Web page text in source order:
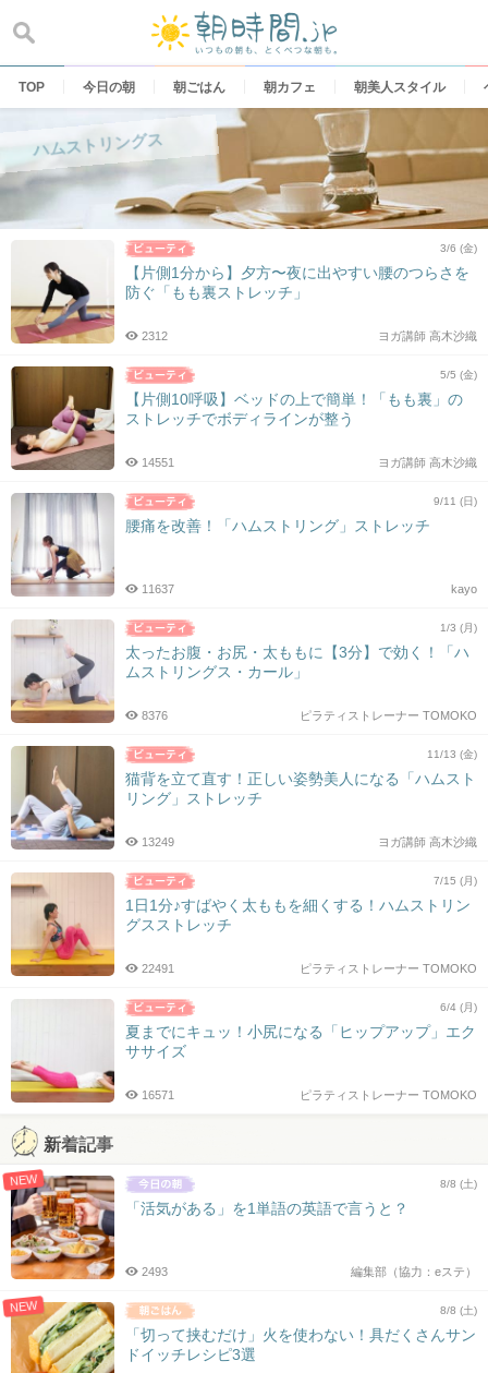
content
TOP 今日の朝 朝ごはん 朝カフェ 朝美人スタイル
ハムストリングス
3/6 (金)
【片側1分から】夕方〜夜に出やすい腰のつらさを
防ぐ「もも裏ストレッチ」
ヨガ講師 高木沙織
2312
5/5 (金)
【片側10呼吸】ベッドの上で簡単！「もも裏」の
ストレッチでボディラインが整う
ヨガ講師 高木沙織
14551
9/11 (日)
腰痛を改善！「ハムストリング」ストレッチ
kayo
11637
1/3 (月)
太ったお腹・お尻・太ももに【3分】で効く！「ハ
ムストリングス・カール」
ピラティストレーナー TOMOKO
8376
11/13 (金)
猫背を立て直す！正しい姿勢美人になる「ハムスト
リング」ストレッチ
ヨガ講師 高木沙織
13249
7/15 (月)
1日1分♪すばやく太ももを細くする！ハムストリン
グスストレッチ
ピラティストレーナー TOMOKO
22491
6/4 (月)
夏までにキュッ！小尻になる「ヒップアップ」エク
ササイズ
ピラティストレーナー TOMOKO
16571
新着記事
NEW 8/8 (土)
「活気がある」を1単語の英語で言うと？
編集部（協力：eステ）
2493
NEW 8/8 (土)
「切って挟むだけ」火を使わない！具だくさんサン
ドイッチレシピ3選